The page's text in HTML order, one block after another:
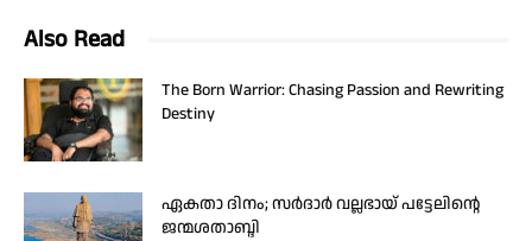
Also Read
The Born Warrior: Chasing Passion and Rewriting
Destiny
ഏകതാ ദിനം; സർദാർ വല്ലഭായ് പട്ടേലിന്റെ
ജന്മശതാബ്ദി